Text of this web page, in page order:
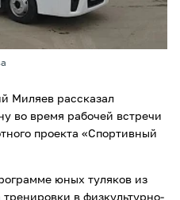
Миляев рассказал
во время рабочей встречи
проекта «Спортивный
юных туляков из
в физкультурно-